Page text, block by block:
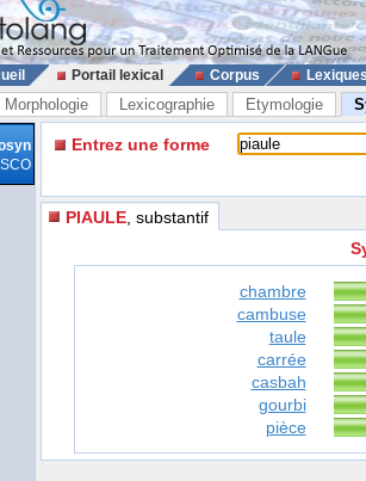
Portail lexical Corpus
Morphologie Lexicographie Etymologie
Entrez une forme
PIAULE , substantif
chambre
cambuse
taule
carrée
casbah
gourbi
pièce